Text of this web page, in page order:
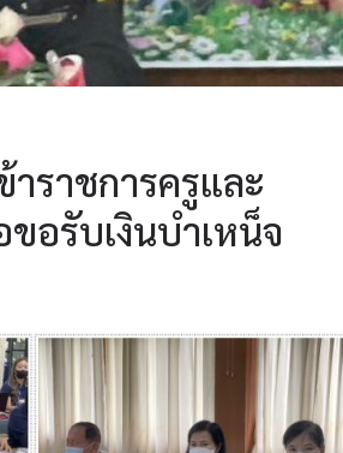
ราชการครูและ
อรับเงินบำเหน็จ